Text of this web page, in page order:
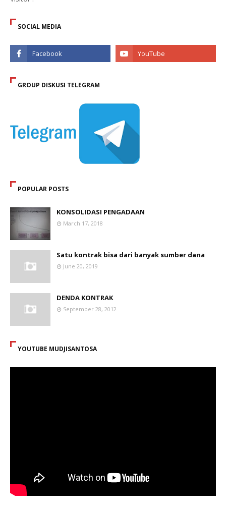
SOCIAL MEDIA
GROUP DISKUSI TELEGRAM
POPULAR POSTS
KONSOLIDASI PENGADAAN
March 17, 2018
Satu kontrak bisa dari banyak sumber dana
June 20, 2019
DENDA KONTRAK
September 28, 2012
YOUTUBE MUDJISANTOSA